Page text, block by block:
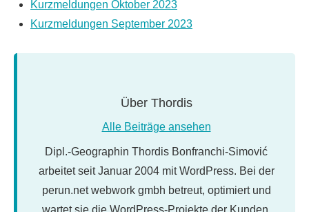
Kurzmeldungen Oktober 2023
Kurzmeldungen September 2023
Über Thordis
Alle Beiträge ansehen
Dipl.-Geographin Thordis Bonfranchi-Simović
arbeitet seit Januar 2004 mit WordPress. Bei der
perun.net webwork gmbh betreut, optimiert und